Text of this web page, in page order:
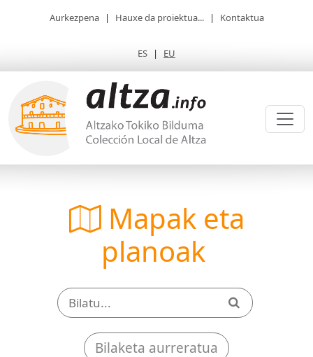
Aurkezpena | Hauxe da proiektua... | Kontaktua
ES | EU
Mapak eta
planoak
Bilaketa aurreratua